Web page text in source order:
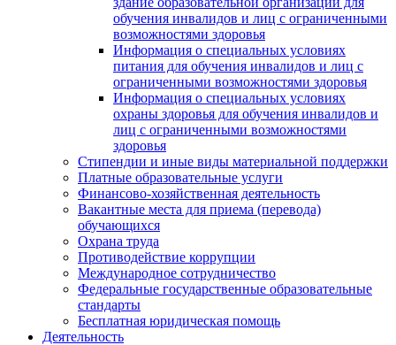
обучения инвалидов и лиц с ограниченными
возможностями здоровья
Информация о специальных условиях
питания для обучения инвалидов и лиц с
ограниченными возможностями здоровья
Информация о специальных условиях
охраны здоровья для обучения инвалидов и
лиц с ограниченными возможностями
здоровья
Стипендии и иные виды материальной поддержки
Платные образовательные услуги
Финансово-хозяйственная деятельность
Вакантные места для приема (перевода)
обучающихся
Охрана труда
Противодействие коррупции
Международное сотрудничество
Федеральные государственные образовательные
стандарты
Бесплатная юридическая помощь
Деятельность